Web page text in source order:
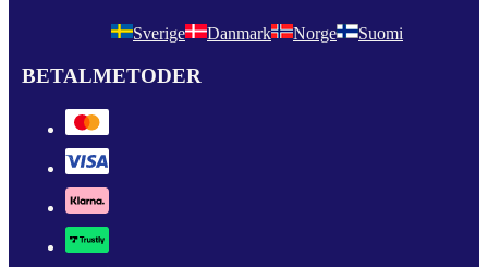
Sverige Danmark Norge Suomi
BETALMETODER